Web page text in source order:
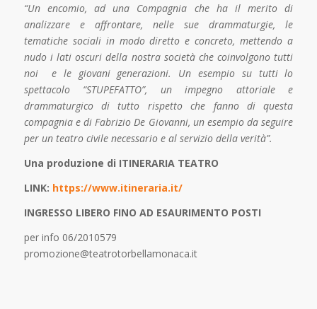
“Un encomio, ad una Compagnia che ha il merito di
analizzare e affrontare, nelle sue drammaturgie, le
tematiche sociali in modo diretto e concreto, mettendo a
nudo i lati oscuri della nostra società che coinvolgono tutti
noi e le giovani generazioni. Un esempio su tutti lo
spettacolo “STUPEFATTO”, un impegno attoriale e
drammaturgico di tutto rispetto che fanno di questa
compagnia e di Fabrizio De Giovanni, un esempio da seguire
per un teatro civile necessario e al servizio della verità”.
Una produzione di ITINERARIA TEATRO
LINK: https://www.itineraria.it/
INGRESSO LIBERO FINO AD ESAURIMENTO POSTI
per info 06/2010579
promozione@teatrotorbellamonaca.it